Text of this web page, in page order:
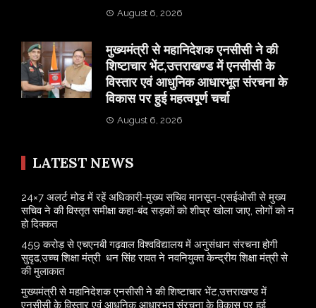
August 6, 2026
मुख्यमंत्री से महानिदेशक एनसीसी ने की
शिष्टाचार भेंट,उत्तराखण्ड में एनसीसी के
विस्तार एवं आधुनिक आधारभूत संरचना के
विकास पर हुई महत्वपूर्ण चर्चा
August 6, 2026
LATEST NEWS
24×7 अलर्ट मोड में रहें अधिकारी-मुख्य सचिव मानसून-एसईओसी से मुख्य
सचिव ने की विस्तृत समीक्षा कहा-बंद सड़कों को शीघ्र खोला जाए, लोगों को न
हो दिक्कत
459 करोड़ से एचएनबी गढ़वाल विश्वविद्यालय में अनुसंधान संरचना होगी
सुदृढ,उच्च शिक्षा मंत्री धन सिंह रावत ने नवनियुक्त केन्द्रीय शिक्षा मंत्री से
की मुलाकात
मुख्यमंत्री से महानिदेशक एनसीसी ने की शिष्टाचार भेंट,उत्तराखण्ड में
एनसीसी के विस्तार एवं आधुनिक आधारभूत संरचना के विकास पर हुई